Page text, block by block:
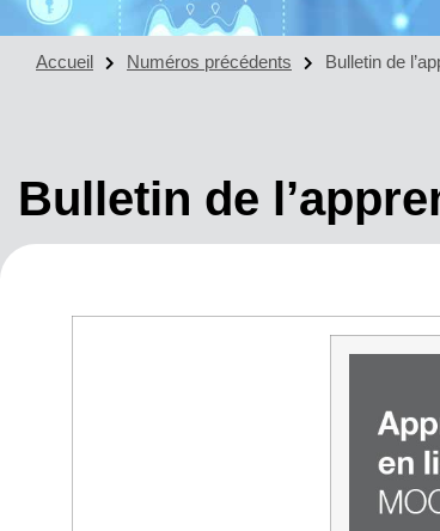
Accueil Numéros précédents Bulletin de
Bulletin de